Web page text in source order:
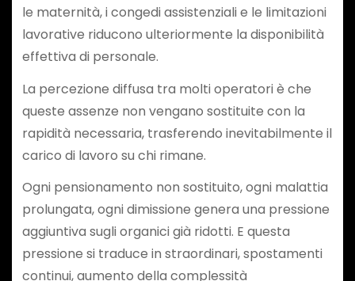
le maternità, i congedi assistenziali e le limitazioni
lavorative riducono ulteriormente la disponibilità
effettiva di personale.
La percezione diffusa tra molti operatori è che
queste assenze non vengano sostituite con la
rapidità necessaria, trasferendo inevitabilmente il
carico di lavoro su chi rimane.
Ogni pensionamento non sostituito, ogni malattia
prolungata, ogni dimissione genera una pressione
aggiuntiva sugli organici già ridotti. E questa
pressione si traduce in straordinari, spostamenti
continui, aumento della complessità